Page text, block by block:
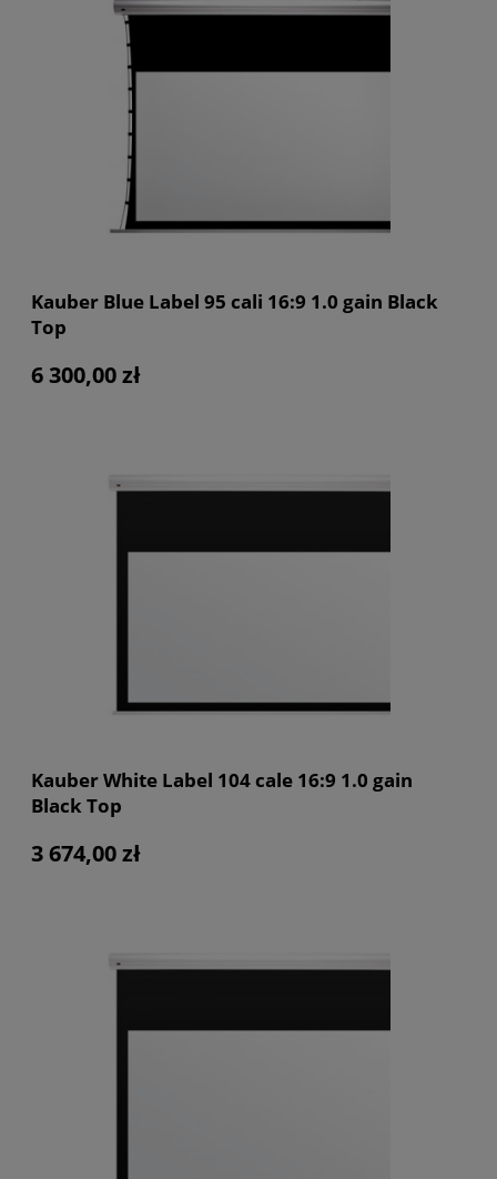
Kauber Blue Label 95 cali 16:9 1.0 gain Black
Top
6 300,00 zł
Kauber White Label 104 cale 16:9 1.0 gain
Black Top
3 674,00 zł